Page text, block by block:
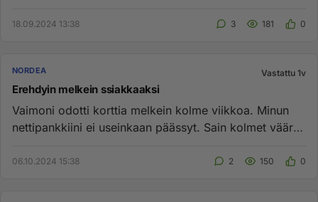
18.09.2024 13:38 3 181 0
NORDEA Vastattu 1v
Erehdyin melkein ssiakkaaksi
Vaimoni odotti korttia melkein kolme viikkoa. Minun
nettipankkiini ei useinkaan päässyt. Sain kolmet väärät
06.10.2024 15:38 2 150 0